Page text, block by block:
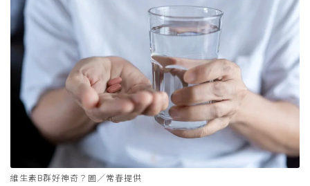
維生素B群好神奇？圖／常春提供